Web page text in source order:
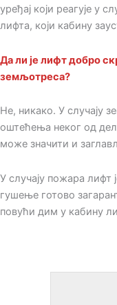
уређај који реагује у
лифта, који кабину
Да ли је лифт добро
земљотреса?
Не, никако. У случају
оштећења неког од
може значити и
У случају пожара лифт
гушење готово
повући дим у кабину